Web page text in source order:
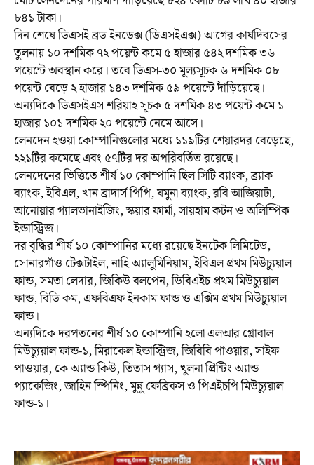
৮৪১ টাকা।
দিন শেষে ডিএসই ব্রড ইনডেক্স (ডিএসইএক্স) আগের কার্যদিবসের
তুলনায় ১০ দশমিক ৭২ পয়েন্ট কমে ৫ হাজার ৫৪২ দশমিক ৩৬
পয়েন্টে অবস্থান করে। তবে ডিএস-৩০ মূল্যসূচক ৬ দশমিক ০৮
পয়েন্ট বেড়ে ২ হাজার ১৪৩ দশমিক ৫৯ পয়েন্টে দাঁড়িয়েছে।
অন্যদিকে ডিএসইএস শরিয়াহ সূচক ৫ দশমিক ৪৩ পয়েন্ট কমে ১
হাজার ১০১ দশমিক ২০ পয়েন্টে নেমে আসে।
লেনদেন হওয়া কোম্পানিগুলোর মধ্যে ১১৯টির শেয়ারদর বেড়েছে,
২২১টির কমেছে এবং ৫৭টির দর অপরিবর্তিত রয়েছে।
লেনদেনের ভিত্তিতে শীর্ষ ১০ কোম্পানি ছিল সিটি ব্যাংক, ব্র্যাক
ব্যাংক, ইবিএল, খান ব্রাদার্স পিপি, যমুনা ব্যাংক, রবি আজিয়াটা,
আনোয়ার গ্যালভানাইজিং, স্কয়ার ফার্মা, সায়হাম কটন ও অলিম্পিক
ইন্ডাস্ট্রিজ।
দর বৃদ্ধির শীর্ষ ১০ কোম্পানির মধ্যে রয়েছে ইনটেক লিমিটেড,
সোনারগাঁও টেক্সটাইল, নাহি অ্যালুমিনিয়াম, ইবিএল প্রথম মিউচ্যুয়াল
ফান্ড, সমতা লেদার, জিকিউ বলপেন, ডিবিএইচ প্রথম মিউচ্যুয়াল
ফান্ড, বিডি কম, এফবিএফ ইনকাম ফান্ড ও এক্সিম প্রথম মিউচ্যুয়াল
ফান্ড।
অন্যদিকে দরপতনের শীর্ষ ১০ কোম্পানি হলো এলআর গ্লোবাল
মিউচ্যুয়াল ফান্ড-১, মিরাকেল ইন্ডাস্ট্রিজ, জিবিবি পাওয়ার, সাইফ
পাওয়ার, কে অ্যান্ড কিউ, তিতাস গ্যাস, খুলনা প্রিন্টিং অ্যান্ড
প্যাকেজিং, জাহিন স্পিনিং, মুন্নু ফেব্রিকস ও পিএইচপি মিউচ্যুয়াল
ফান্ড-১।